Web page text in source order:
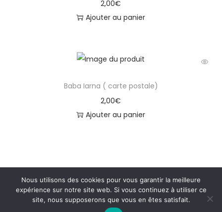
2,00€
Ajouter au panier
Baba Iarna ( carte postale)
2,00€
Ajouter au panier
Copyright © 2026Galerie Moldave |Politique de
Nous utilisons des cookies pour vous garantir la meilleure
expérience sur notre site web. Si vous continuez à utiliser ce
site, nous supposerons que vous en êtes satisfait.